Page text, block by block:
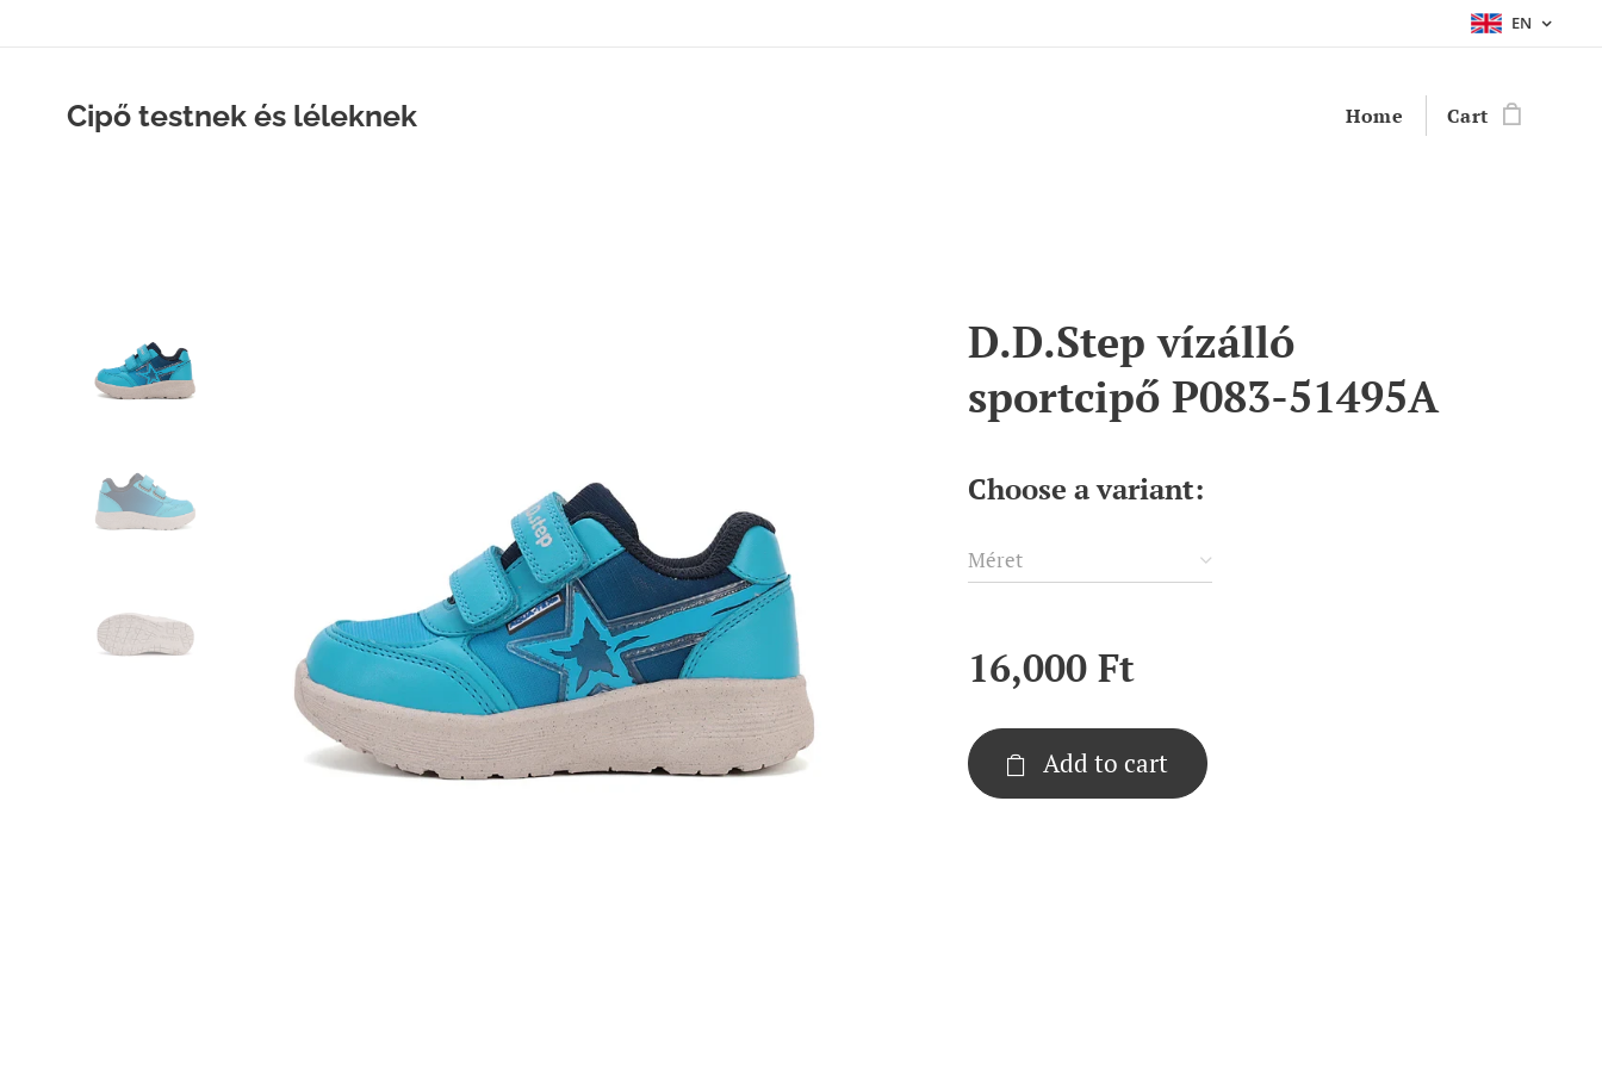
EN
Cipő testnek és léleknek Home Cart
D.D.Step vízálló
sportcipő P083-51495A
Choose a variant:
Méret
16,000 Ft
Add to cart